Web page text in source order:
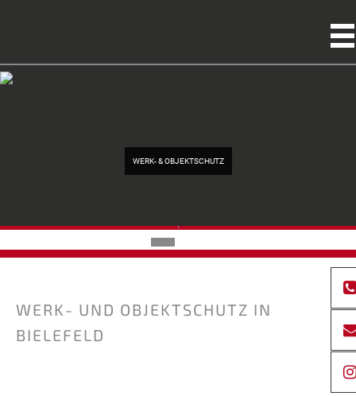
WERK- & OBJEKTSCHUTZ
'
WERK- UND OBJEKTSCHUTZ IN
BIELEFELD